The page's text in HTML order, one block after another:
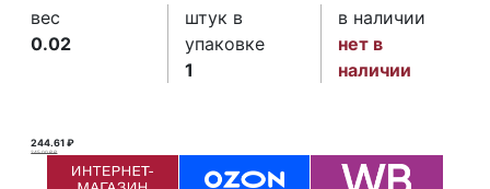
вес
0.02
штук в
упаковке
1
в наличии
нет в
наличии
244.61 ₽
245.00 ₽ ₽